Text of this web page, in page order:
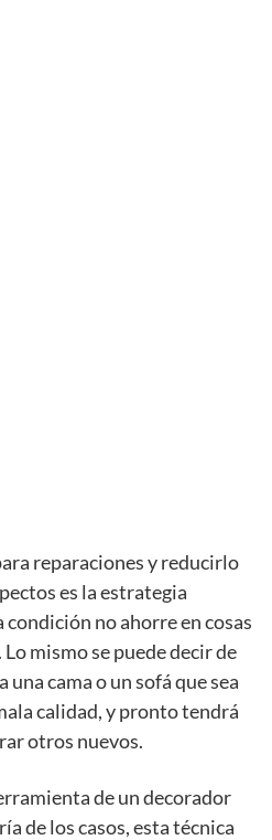
reparaciones y reducirlo
es la estrategia
no ahorre en cosas
mismo se puede decir de
cama o un sofá que sea
calidad, y pronto tendrá
otros nuevos.
de un decorador
de los casos, esta técnica